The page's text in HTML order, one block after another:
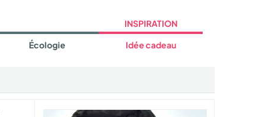
Écologie
INSPIRATION
Idée cadeau